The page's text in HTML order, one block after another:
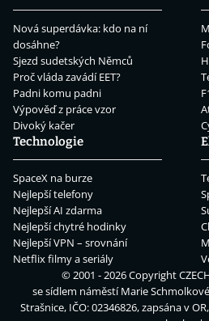
Nová superdávka: kdo na ní
dosáhne?
Sjezd sudetských Němců
Proč vláda zavádí EET?
Padni komu padni
Výpověď z práce vzor
Divoký kačer
Technologie
SpaceX na burze
Nejlepší telefony
Nejlepší AI zdarma
Nejlepší chytré hodinky
Nejlepší VPN – srovnání
Netflix filmy a seriály
© 2001 - 2026 Copyright
se sídlem náměstí Marie
Strašnice, IČO: 02346826, zapsána v